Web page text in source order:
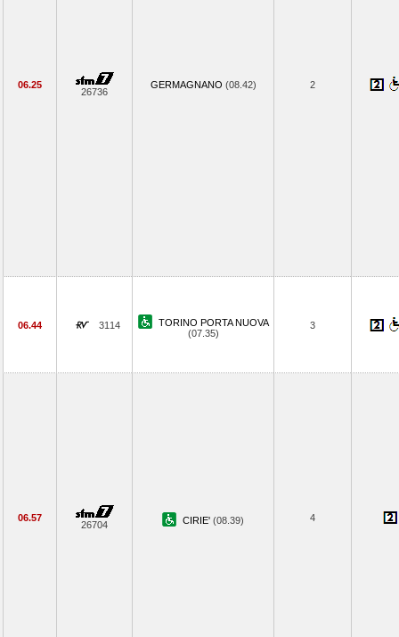
06.25
26736
GERMAGNANO (08.42) 2
06.44 3114
TORINO PORTA NUOVA
(07.35)
3
06.57
26704 CIRIE' (08.39) 4